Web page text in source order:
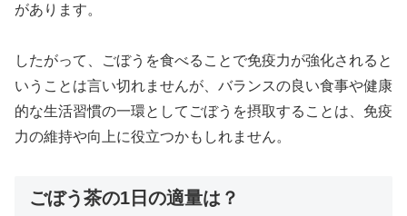
があります。
したがって、ごぼうを食べることで免疫力が強化されると
いうことは言い切れませんが、バランスの良い食事や健康
的な生活習慣の一環としてごぼうを摂取することは、免疫
力の維持や向上に役立つかもしれません。
ごぼう茶の1日の適量は？